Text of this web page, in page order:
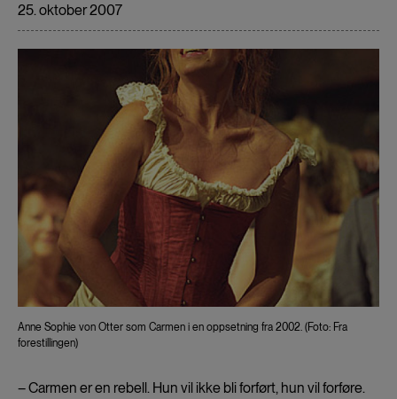
25. oktober 2007
Anne Sophie von Otter som Carmen i en oppsetning fra 2002. (Foto: Fra
forestillingen)
– Carmen er en rebell. Hun vil ikke bli forført, hun vil forføre.